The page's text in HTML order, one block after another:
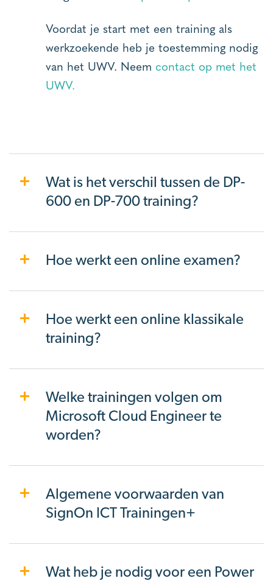
Voordat je start met een training als
werkzoekende heb je toestemming nodig
van het UWV. Neem contact op met het
UWV.
Wat is het verschil tussen de DP-
600 en DP-700 training?
Hoe werkt een online examen?
Hoe werkt een online klassikale
training?
Welke trainingen volgen om
Microsoft Cloud Engineer te
worden?
Algemene voorwaarden van
SignOn ICT Trainingen+
Wat heb je nodig voor een Power